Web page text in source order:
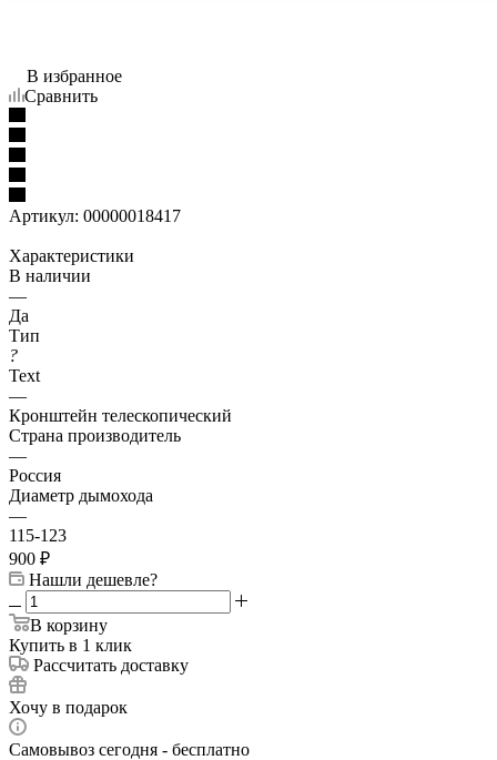
В избранное
Сравнить
Артикул: 00000018417
Характеристики
В наличии
—
Да
Тип
?
Text
—
Кронштейн телескопический
Страна производитель
—
Россия
Диаметр дымохода
—
115-123
900 ₽
Нашли дешевле?
В корзину
Купить в 1 клик
Рассчитать доставку
Хочу в подарок
Самовывоз сегодня - бесплатно